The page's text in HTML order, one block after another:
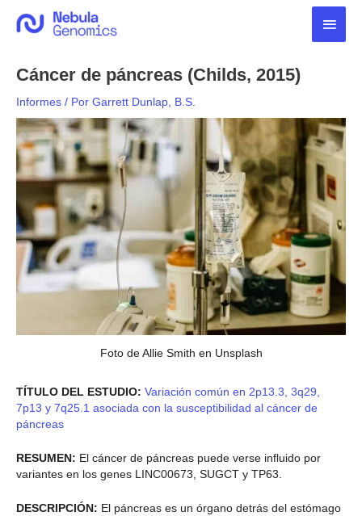
Cáncer de páncreas (Childs, 2015)
Informes / Por Garrett Dunlap, B.S.
Foto de Allie Smith en Unsplash
TÍTULO DEL ESTUDIO: Variación común en 2p13.3, 3q29,
7p13 y 7q25.1 asociada con la susceptibilidad al cáncer de
páncreas
RESUMEN: El cáncer de páncreas puede verse influido por
variantes en los genes LINC00673, SUGCT y TP63.
DESCRIPCIÓN: El páncreas es un órgano detrás del estómago